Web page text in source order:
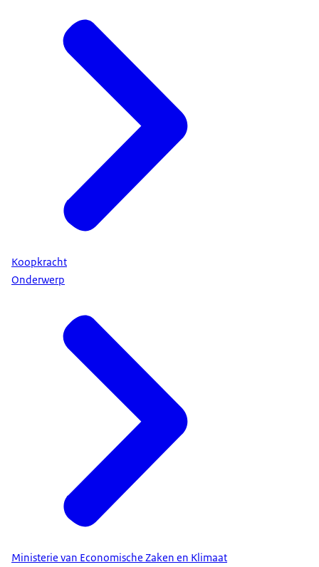
Koopkracht
Onderwerp
Ministerie van Economische Zaken en Klimaat